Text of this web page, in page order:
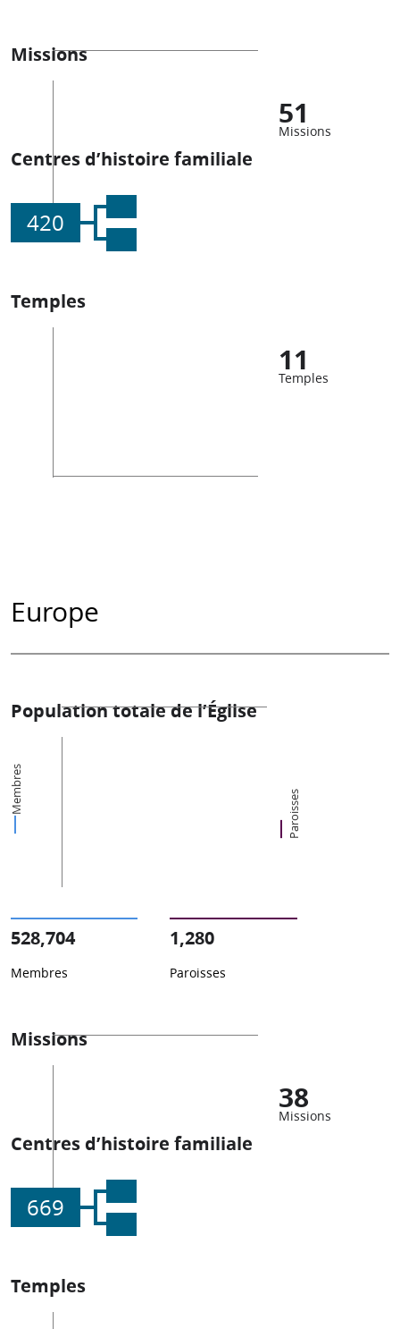
Missions
51
Missions
Centres d’histoire familiale
420
Temples
11
Temples
Europe
Population totale de l’Église
Membres Paroisses
528,704
Membres
1,280
Paroisses
Missions
38
Missions
Centres d’histoire familiale
669
Temples